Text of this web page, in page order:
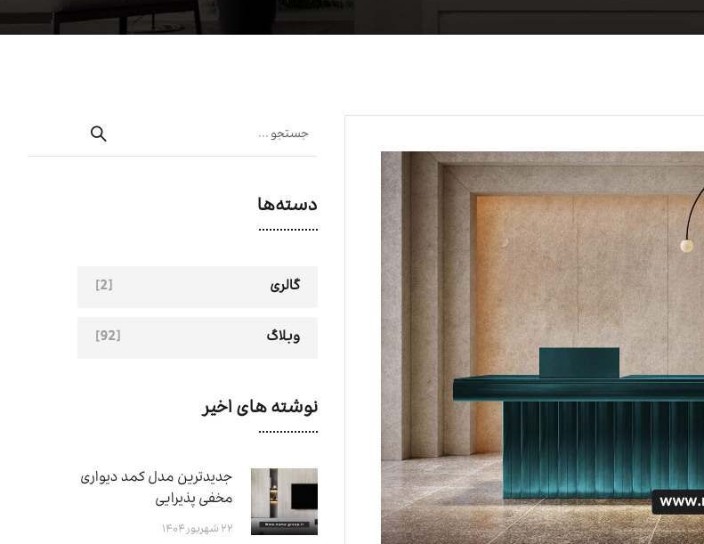
دسته‌ها
گالری [2]
وبلاگ [92]
نوشته های اخیر
جدیدترین مدل کمد دیواری
مخفی پذیرایی
۲۲ شهریور ۱۴۰۴